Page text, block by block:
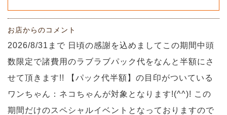
お店からのコメント
2026/8/31まで 日頃の感謝を込めましてこの期間中頭
数限定で諸費用のラブラブパック代をなんと半額にさ
せて頂きます!! 【パック代半額】の目印がついている
ワンちゃん：ネコちゃんが対象となります!(^^)! この
期間だけのスペシャルイベントとなっておりますので